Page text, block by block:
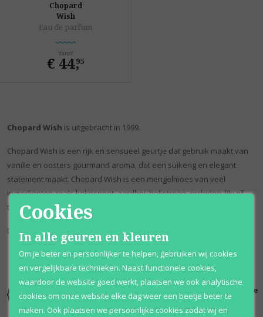
Chopard
Wish
Eau de parfum
Vanaf
€ 44,
95
Chopard Wish is uitgebracht in 1999.
Chopard Wish is een rijk en sensueel geurtje dat gebruik maakt van
vanille en oosters gourmand aroma, dat een suikerig en elegant
statement maakt. Chopard Wish is een mengelmoes van veel
ingrediënten zoals kokosnoot, aardbei, heliotroop, orchidee, lily of
the valley, bewerkt met karamel vanillie en patchoelie.
Deze geur staat bekend als: zwaar & bloemig.
tot wel 70%
Al 12 jaar
voordelig
100% originele
parfums
Cookies
In alle geuren en kleuren
Om je beter en persoonlijker te helpen, gebruiken wij cookies
en vergelijkbare technieken. Naast functionele cookies,
waardoor de website goed werkt, plaatsen we ook analytische
cookies om onze website elke dag weer een beetje beter te
maken. Ook plaatsen we persoonlijke cookies zodat wij en